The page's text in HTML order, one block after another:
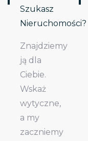
Szukasz
Nieruchomości?
Znajdziemy
ją dla
Ciebie.
Wskaż
wytyczne,
a my
zaczniemy